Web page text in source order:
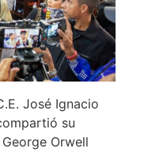
José Ignacio
su
Orwell